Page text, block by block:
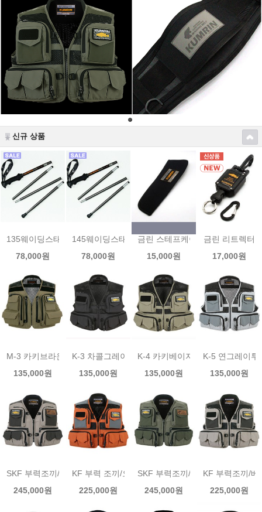
신규 상품
135웨이딩스태프 금린스태프
78,000원
145웨이딩스태프 금린스태프
78,000원
금린 스테프케이스
15,000원
금린 리트렉터
17,000원
M-3 카키브라운(메쉬) 금린 메쉬조끼
135,000원
K-3 차콜그레이(메쉬)금린 메쉬조끼
135,000원
K-4 카키베이지(메쉬) 금린 메쉬
135,000원
K-5 연그레이
135,000원
SKF 부력조끼/베이지 금린 플로팅루어조끼
245,000원
KF 부력 조끼/오렌지 금린 플로팅루어조끼
225,000원
SKF 부력조끼/카키 금린 플로팅
245,000원
KF 부력조끼/
225,000원